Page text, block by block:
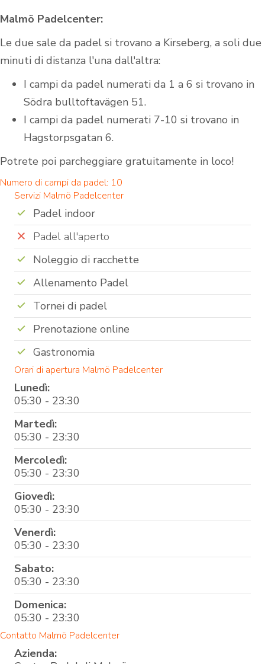
Malmö Padelcenter:
Le due sale da padel si trovano a Kirseberg, a soli due
minuti di distanza l'una dall'altra:
I campi da padel numerati da 1 a 6 si trovano in
Södra bulltoftavägen 51.
I campi da padel numerati 7-10 si trovano in
Hagstorpsgatan 6.
Potrete poi parcheggiare gratuitamente in loco!
Numero di campi da padel: 10
Servizi Malmö Padelcenter
Padel indoor
Padel all'aperto
Noleggio di racchette
Allenamento Padel
Tornei di padel
Prenotazione online
Gastronomia
Orari di apertura Malmö Padelcenter
Lunedì:
05:30 - 23:30
Martedì:
05:30 - 23:30
Mercoledì:
05:30 - 23:30
Giovedì:
05:30 - 23:30
Venerdì:
05:30 - 23:30
Sabato:
05:30 - 23:30
Domenica:
05:30 - 23:30
Contatto Malmö Padelcenter
Azienda: